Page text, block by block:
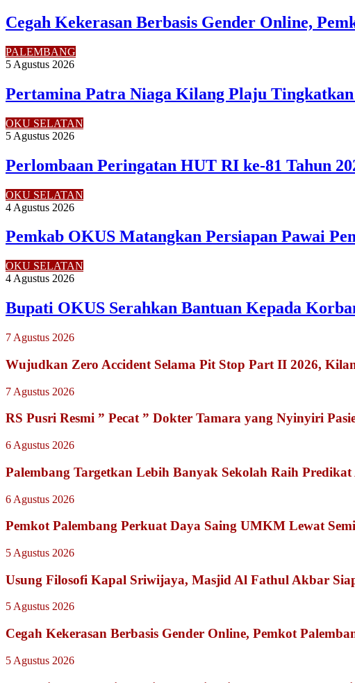
Cegah Kekerasan Berbasis Gender Online,
PALEMBANG
5 Agustus 2026
Pertamina Patra Niaga Kilang Plaju
OKU SELATAN
5 Agustus 2026
Perlombaan Peringatan HUT RI ke-81 Tahun
OKU SELATAN
4 Agustus 2026
Pemkab OKUS Matangkan Persiapan Pawai
OKU SELATAN
4 Agustus 2026
Bupati OKUS Serahkan Bantuan Kepada
7 Agustus 2026
Wujudkan Zero Accident Selama Pit Stop Part II 2026,
7 Agustus 2026
RS Pusri Resmi ” Pecat ” Dokter Tamara yang Nyinyiri
6 Agustus 2026
Palembang Targetkan Lebih Banyak Sekolah Raih
6 Agustus 2026
Pemkot Palembang Perkuat Daya Saing UMKM Lewat
5 Agustus 2026
Usung Filosofi Kapal Sriwijaya, Masjid Al Fathul Akbar
5 Agustus 2026
Cegah Kekerasan Berbasis Gender Online, Pemkot
5 Agustus 2026